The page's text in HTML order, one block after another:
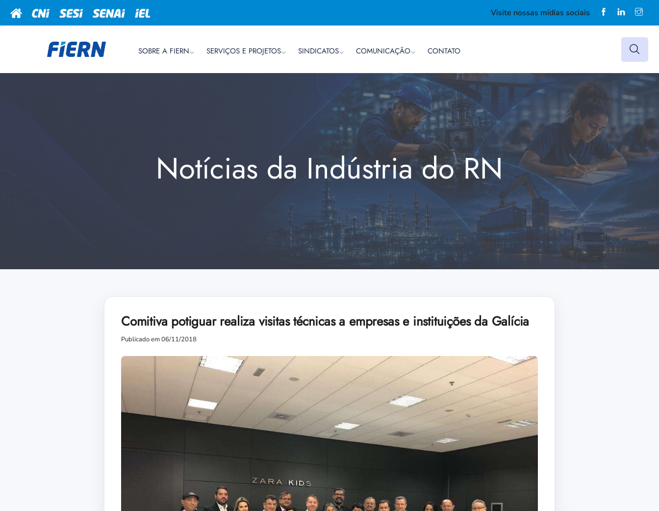
Visite nossas mídias sociais
SOBRE A FIERN SERVIÇOS E PROJETOS SINDICATOS COMUNICAÇÃO CONTATO
Notícias da Indústria do RN
Comitiva potiguar realiza visitas técnicas a empresas e instituições da Galícia
Publicado em 06/11/2018